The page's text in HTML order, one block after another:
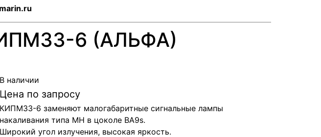
6 (АЛЬФА)
В наличии
Цена по запросу
КИПМ33-6 заменяют малогабаритные сигнальные лампы
накаливания типа МН в цоколе ВА9s.
Широкий угол излучения, высокая яркость.